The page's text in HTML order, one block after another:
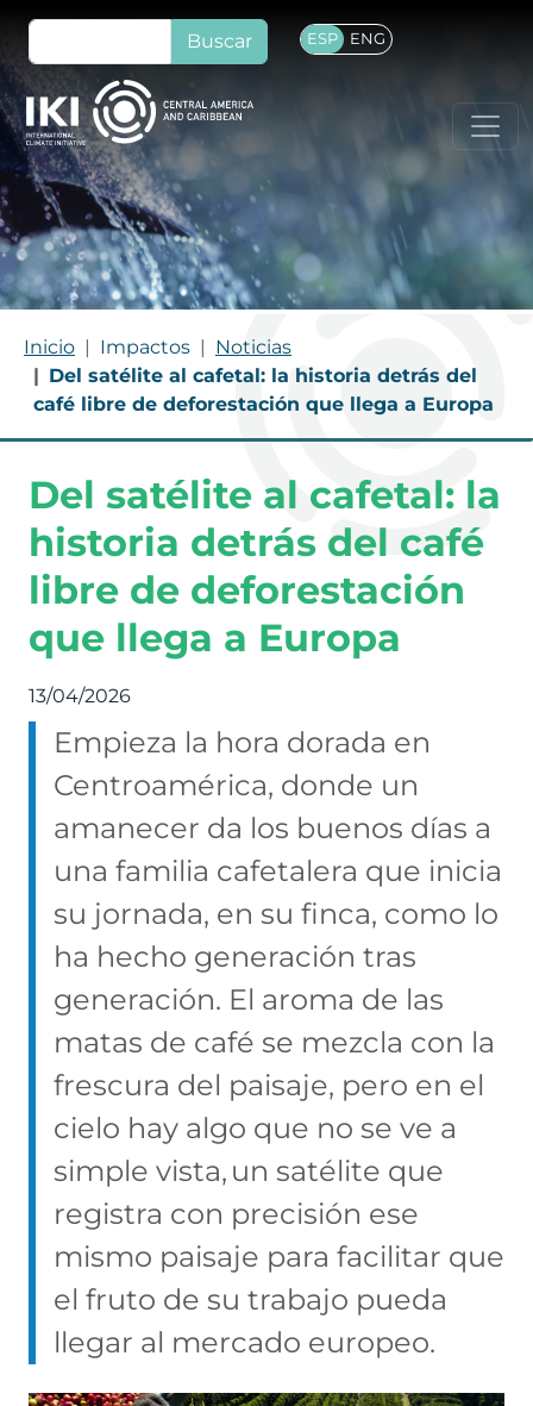
Pasar al contenido principal
Buscar ESP ENG
RUTA DE NAVEGACIÓN
Inicio Impactos
Noticias
Del satélite al cafetal: la historia detrás del
café libre de deforestación que llega a Europa
Del satélite al cafetal: la
historia detrás del café
libre de deforestación
que llega a Europa
13/04/2026
Empieza la hora dorada en
Centroamérica, donde un
amanecer da los buenos días a
una familia cafetalera que inicia
su jornada, en su finca, como lo
ha hecho generación tras
generación. El aroma de las
matas de café se mezcla con la
frescura del paisaje, pero en el
cielo hay algo que no se ve a
simple vista, un satélite que
registra con precisión ese
mismo paisaje para facilitar que
el fruto de su trabajo pueda
llegar al mercado europeo.